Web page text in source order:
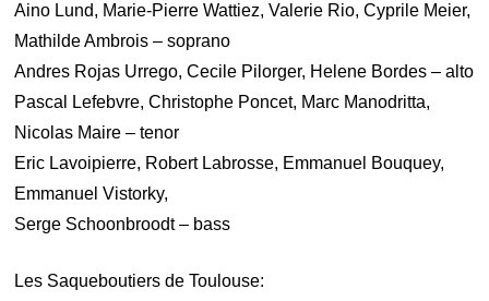
Aino Lund, Marie-Pierre Wattiez, Valerie Rio, Cyprile Meier,
Mathilde Ambrois – soprano
Andres Rojas Urrego, Cecile Pilorger, Helene Bordes – alto
Pascal Lefebvre, Christophe Poncet, Marc Manodritta,
Nicolas Maire – tenor
Eric Lavoipierre, Robert Labrosse, Emmanuel Bouquey,
Emmanuel Vistorky,
Serge Schoonbroodt – bass
Les Saqueboutiers de Toulouse: